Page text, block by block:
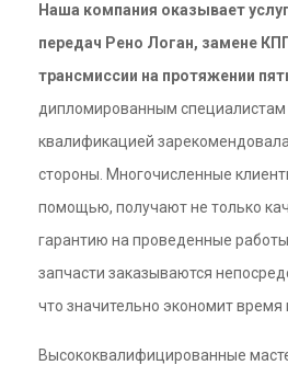
Наша компания оказывает
передач Рено Логан, замене
трансмиссии на протяжении
дипломированным специалистам
квалификацией
стороны. Многочисленные
помощью, получают не только
гарантию на проведенные
запчасти заказываются
что значительно экономит время
Высококвалифицированные